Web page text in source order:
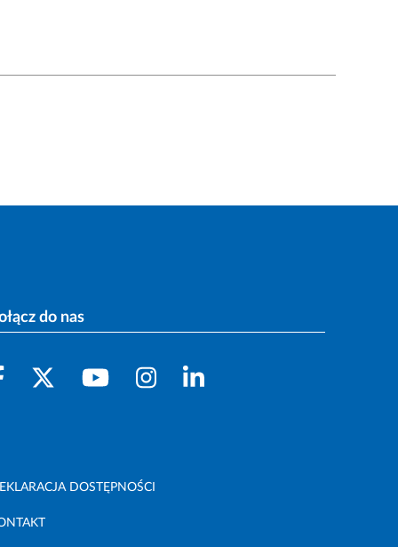
do nas
DOSTĘPNOŚCI